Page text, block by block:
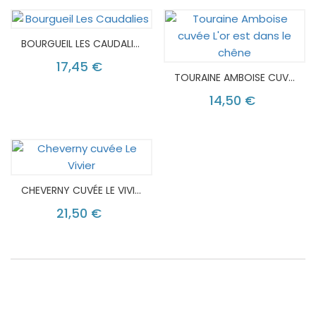
BOURGUEIL LES CAUDALIES
17,45 €
TOURAINE AMBOISE CUVÉE L'OR EST DANS LE CHÊNE
14,50 €
CHEVERNY CUVÉE LE VIVIER
21,50 €